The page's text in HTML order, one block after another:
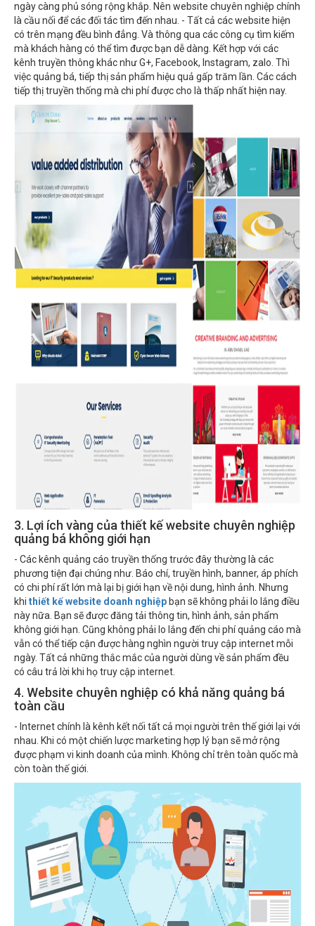
ngày càng phủ sóng rộng khắp. Nên website chuyên nghiệp chính
là cầu nối để các đối tác tìm đến nhau. - Tất cả các website hiện
có trên mạng đều bình đẳng. Và thông qua các công cụ tìm kiếm
mà khách hàng có thể tìm được bạn dễ dàng. Kết hợp với các
kênh truyền thông khác như G+, Facebook, Instagram, zalo. Thì
việc quảng bá, tiếp thị sản phẩm hiệu quả gấp trăm lần. Các cách
tiếp thị truyền thống mà chi phí được cho là thấp nhất hiện nay.
3. Lợi ích vàng của thiết kế website chuyên nghiệp
quảng bá không giới hạn
- Các kênh quảng cáo truyền thống trước đây thường là các
phương tiện đại chúng như. Báo chí, truyền hình, banner, áp phích
có chi phí rất lớn mà lại bị giới hạn về nội dung, hình ảnh. Nhưng
khi thiết kế website doanh nghiệp bạn sẽ không phải lo lắng điều
này nữa. Bạn sẽ được đăng tải thông tin, hình ảnh, sản phẩm
không giới hạn. Cũng không phải lo lắng đến chi phí quảng cáo mà
vẫn có thể tiếp cận được hàng nghìn người truy cập internet mỗi
ngày. Tất cả những thắc mắc của người dùng về sản phẩm đều
có câu trả lời khi họ truy cập internet.
4. Website chuyên nghiệp có khả năng quảng bá
toàn cầu
- Internet chính là kênh kết nối tất cả mọi người trên thế giới lại với
nhau. Khi có một chiến lược marketing hợp lý bạn sẽ mở rộng
được phạm vi kinh doanh của mình. Không chỉ trên toàn quốc mà
còn toàn thế giới.